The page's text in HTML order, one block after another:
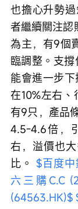
也擔心升勢
者繼續關注認
為主，有9個
臨調整。支
能會進一步
在10%左右
有9只，產品
4.5-4.6倍，
右，溢價也
比。 $百度中
六三購C.C
(64563.HK)$